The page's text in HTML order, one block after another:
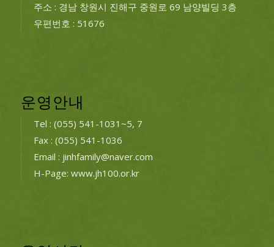
주소 : 경남 창원시 진해구 중원로 69 남양빌딩 3층
우편번호 : 51676
운영안내
Tel : (055) 541-1031~5, 7
Fax : (055) 541-1036
Email : jinhfamily@naver.com
H-Page: www.jh100.or.kr